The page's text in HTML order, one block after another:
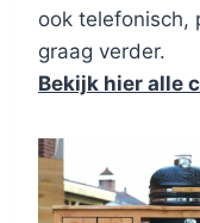
ook telefonisch,
graag verder.
Bekijk hier alle